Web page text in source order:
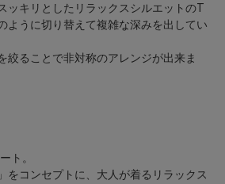
ッキリとしたリラックスシルエットのT
ように切り替えて複雑な深みを出してい
絞ることで非対称のアレンジが出来ま
ト。
をコンセプトに、大人が着るリラックス